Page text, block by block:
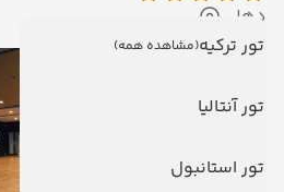
تور ترکیه(مشاهده همه)
تور آنتالیا
تور استانبول
دهلی